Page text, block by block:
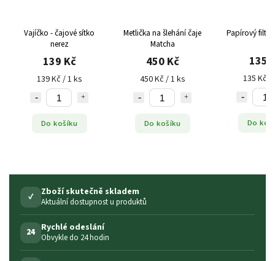
Vajíčko - čajové sítko
nerez
139 Kč
139 Kč / 1 ks
Do košíku
Metlička na šlehání čaje
Matcha
450 Kč
450 Kč / 1 ks
Do košíku
Papírový filtr,
135
135 Kč /
Do
✓ Zboží skutečně skladem
Aktuální dostupnost u produktů
24 Rychlé odeslání
Obvykle do 24 hodin